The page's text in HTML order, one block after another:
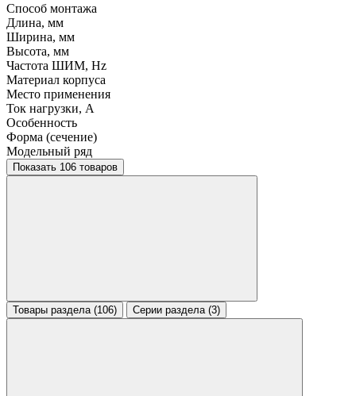
Способ монтажа
Длина, мм
Ширина, мм
Высота, мм
Частота ШИМ, Hz
Материал корпуса
Место применения
Ток нагрузки, A
Особенность
Форма (сечение)
Модельный ряд
Показать 106 товаров
Товары раздела (106) Серии раздела (3)